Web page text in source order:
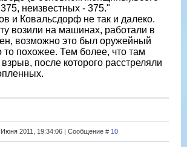
неизвестных - 375."
и Ковальсдорф не так и далеко.
возили на машинах, работали в
возможно это был оружейный
то похожее. Тем более, что там
после которого расстреляли
Июня 2011, 19:34:06 | Сообщение # 10